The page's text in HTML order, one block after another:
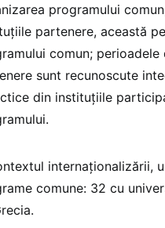
programului
partenere, această
comun;
sunt recunoscute
din instituțiile
internaționalizării,
comune: 32 cu